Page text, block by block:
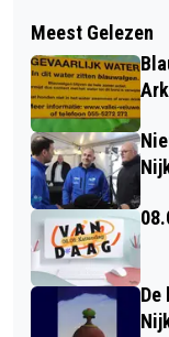
UPDATE
5 JULI,
Meest Gelezen
De